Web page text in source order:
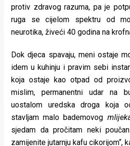
protiv zdravog razuma, pa je
ruga se cijelom spektru od
neurotika, živeći 40 godina na
Dok djeca spavaju, meni ostaje
idem u kuhinju i pravim sebi
koja ostaje kao otpad od
mislim, permanentni udar na
uostalom uredska droga koja
stavljam malo bademovog
sjedam da pročitam neki
zamijenite jutarnju kafu cikorijom“,